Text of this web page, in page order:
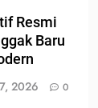
Resmi
Baru
2026 0